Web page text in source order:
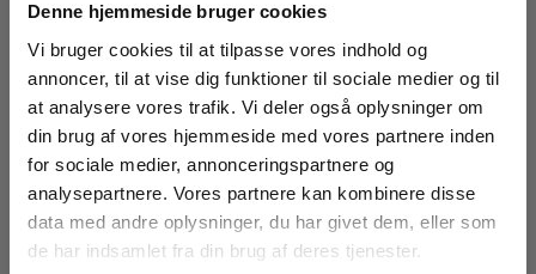
Denne hjemmeside bruger cookies
Vi bruger cookies til at tilpasse vores indhold og
annoncer, til at vise dig funktioner til sociale medier og til
at analysere vores trafik. Vi deler også oplysninger om
din brug af vores hjemmeside med vores partnere inden
for sociale medier, annonceringspartnere og
analysepartnere. Vores partnere kan kombinere disse
data med andre oplysninger, du har givet dem, eller som
de har indsamlet fra din brug af deres tjenester.
7817B/7848B/7849B/7859B
EAN 5706445950812
EL-NR 6398966148
Snart på lager igen
785,00 DKK Excl. moms
Læs mere Læg i kurv